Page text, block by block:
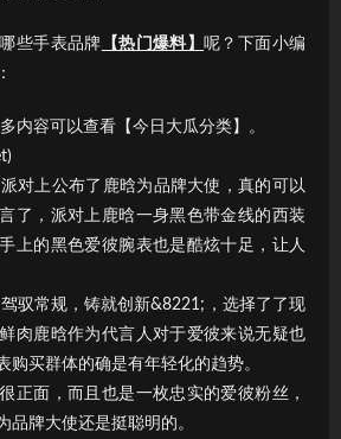
些手表品牌 【热门爆料】 呢？下面小编
内容可以查看【今日大瓜分类】。
对上公布了鹿晗为品牌大使，真的可以
了，派对上鹿晗一身黑色带金线的西装
上的黑色爱彼腕表也是酷炫十足，让人
驭常规，铸就创新&8221;，选择了了现
肉鹿晗作为代言人对于爱彼来说无疑也
购买群体的确是有年轻化的趋势。
正面，而且也是一枚忠实的爱彼粉丝，
品牌大使还是挺聪明的。